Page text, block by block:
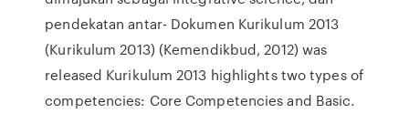
pendekatan antar- Dokumen Kurikulum 2013
(Kurikulum 2013) (Kemendikbud, 2012) was
released Kurikulum 2013 highlights two types of
competencies: Core Competencies and Basic.